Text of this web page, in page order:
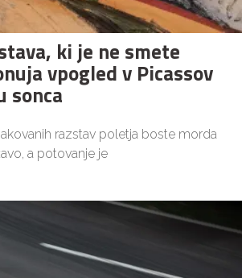
ki je ne smete
vpogled v Picassov
sonca
razstav poletja boste morda
a potovanje je